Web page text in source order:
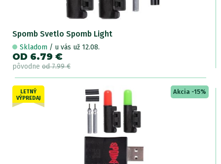
Spomb Svetlo Spomb Light
Skladom / u vás už 12.08.
OD 6.79 €
pôvodne od 7.99 €
LETNÝ
VÝPREDAJ
Akcia -15%